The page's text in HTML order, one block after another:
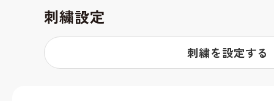
刺繍設定
刺繍を設定する